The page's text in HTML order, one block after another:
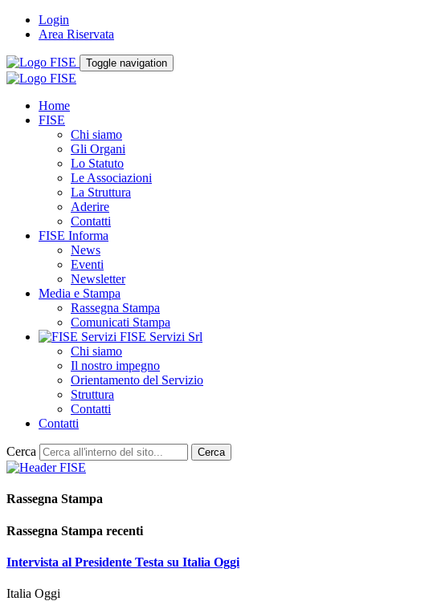
Login
Area Riservata
Toggle navigation
Home
FISE
Chi siamo
Gli Organi
Lo Statuto
Le Associazioni
La Struttura
Aderire
Contatti
FISE Informa
News
Eventi
Newsletter
Media e Stampa
Rassegna Stampa
Comunicati Stampa
FISE Servizi Srl
Chi siamo
Il nostro impegno
Orientamento del Servizio
Struttura
Contatti
Contatti
Cerca Cerca
Rassegna Stampa
Rassegna Stampa recenti
Intervista al Presidente Testa su Italia Oggi
Italia Oggi